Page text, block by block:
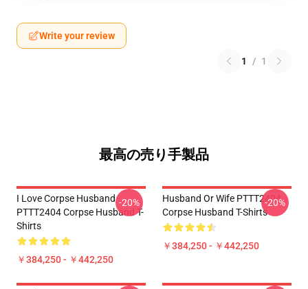
Write your review
1 / 1
最高の売り手製品
I Love Corpse Husband
PTTT2404 Corpse Husband T-
Shirts
￥384,250 - ￥442,250
-20%
Husband Or Wife PTTT2404
Corpse Husband T-Shirts
￥384,250 - ￥442,250
-20%